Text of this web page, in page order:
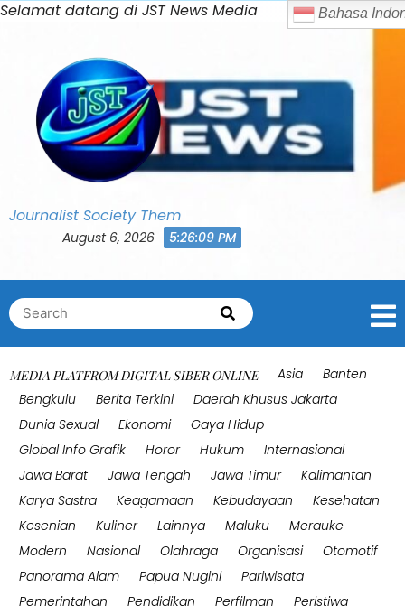
Selamat datang di JST News MediaSkip
Journalist Society Them
August 6, 2026 5:26:13 PM
Search
for:
Search
MEDIA PLATFROM DIGITAL SIBER ONLINE Asia
Banten
Bengkulu
Berita Terkini
Daerah Khusus Jakarta
Dunia Sexual
Ekonomi
Gaya Hidup
Global Info Grafik
Horor Hukum
Internasional
Jawa Barat
Jawa Tengah Jawa Timur
Kalimantan
Karya Sastra
Keagamaan Kebudayaan
Kesehatan
Kesenian
Kuliner Lainnya Maluku
Merauke
Modern
Nasional Olahraga Organisasi
Otomotif
Panorama Alam
Papua Nugini
Pariwisata
Pemerintahan
Pendidikan Perfilman
Peristiwa
Shares
Bahasa Indonesia